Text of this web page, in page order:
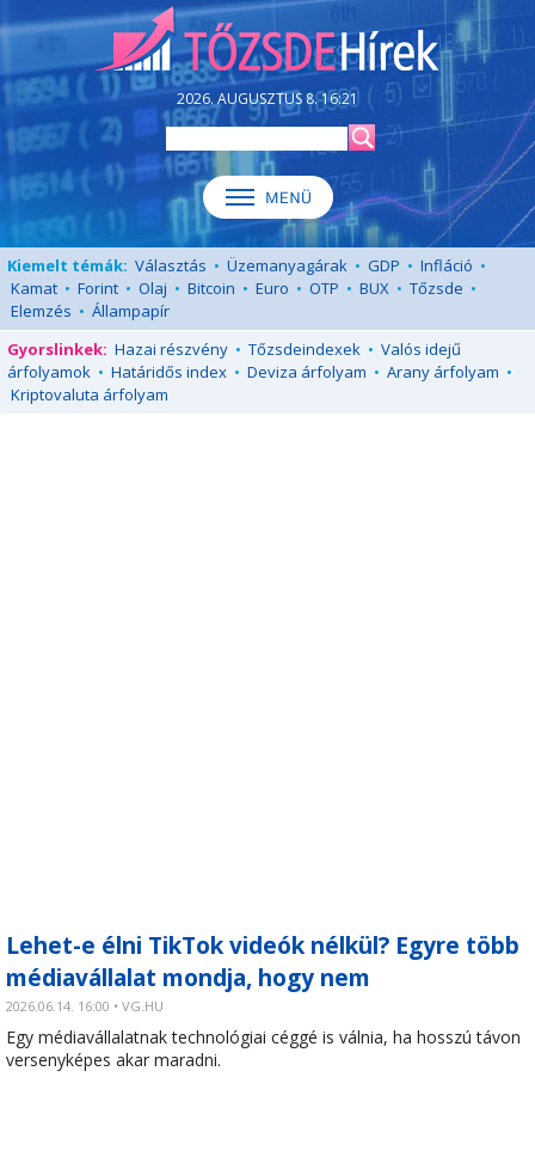
2026. AUGUSZTUS 8. 16:21
Kiemelt témák: Választás • Üzemanyagárak • GDP • Infláció •
Kamat • Forint • Olaj • Bitcoin • Euro • OTP • BUX • Tőzsde •
Elemzés • Állampapír
Gyorslinkek: Hazai részvény • Tőzsdeindexek • Valós idejű
árfolyamok • Határidős index • Deviza árfolyam • Arany árfolyam •
Kriptovaluta árfolyam
Lehet-e élni TikTok videók nélkül? Egyre több
médiavállalat mondja, hogy nem
2026.06.14. 16:00 • VG.HU
Egy médiavállalatnak technológiai céggé is válnia, ha hosszú távon
versenyképes akar maradni.